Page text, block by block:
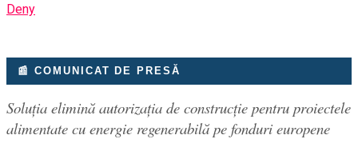
Deny
📰 COMUNICAT DE PRESĂ
Soluția elimină autorizația de construcție pentru proiectele
alimentate cu energie regenerabilă pe fonduri europene